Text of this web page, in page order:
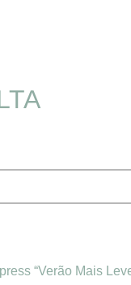
“Verão Mais